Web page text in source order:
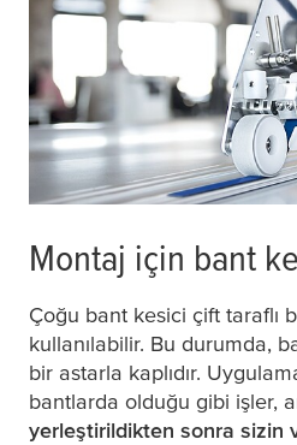
Montaj için bant
Çoğu bant kesici çift taraflı
kullanılabilir. Bu durumda,
bir astarla kaplıdır.
bantlarda olduğu gibi işler,
yerleştirildikten sonra sizin